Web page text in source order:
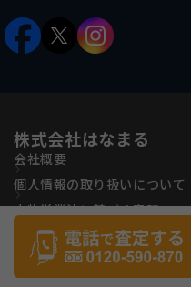
株式会社はなまる
会社概要
個人情報の取り扱いについて
古物営業法に基づく表記
反社会的勢力に対する基本方針
サイトマップ